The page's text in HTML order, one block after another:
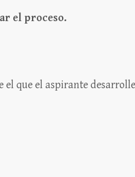
el proceso.
el que el aspirante